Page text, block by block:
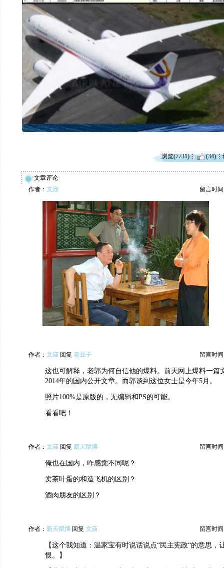
浏览(7731) (34)
文章评论
作者： 文庙 留言时间
作者： 文庙 回复 老豆子 留言时间
这也可解释，老郭为何自信他的爆料。前天网上爆料一篇
2014年的国内公开文章。而郭谈到这位女士是今年5月。
照片100%是原版的，无编辑和PS的可能。
看看吧！
作者： 文庙 回复 新天狱博 留言时间
俺也在国内，咋感觉不同呢？
卖茶叶蛋的和造飞机的区别？
酒肉朋友的区别？
作者： 新天狱博 回复 文庙 留言时间
【这个我知道：温家宝有时说话说点“民主宪政“的意思，
恨。】